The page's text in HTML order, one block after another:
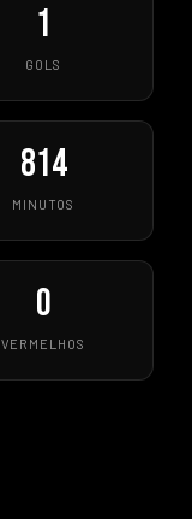
1
GOLS
814
MINUTOS
0
VERMELHOS